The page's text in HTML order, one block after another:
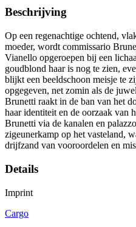
Beschrijving
Op een regenachtige ochtend,
moeder, wordt commissario
Vianello opgeroepen bij een
goudblond haar is nog te zien,
blijkt een beeldschoon meisje te
opgegeven, net zomin als de
Brunetti raakt in de ban van het
haar identiteit en de oorzaak van
Brunetti via de kanalen en
zigeunerkamp op het vasteland,
drijfzand van vooroordelen en
Details
Imprint
Cargo